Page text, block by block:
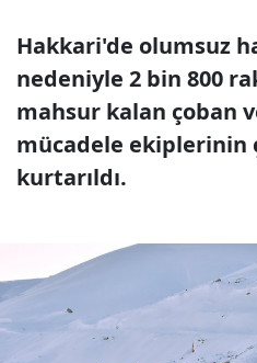
Hakkari'de olumsuz
nedeniyle 2 bin 800
mahsur kalan çoban
mücadele ekiplerinin
kurtarıldı.